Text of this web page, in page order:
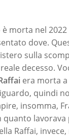
è morta nel
dove.
sulla
decesso.
era morta
quindi
insomma,
quanto
Raffai,